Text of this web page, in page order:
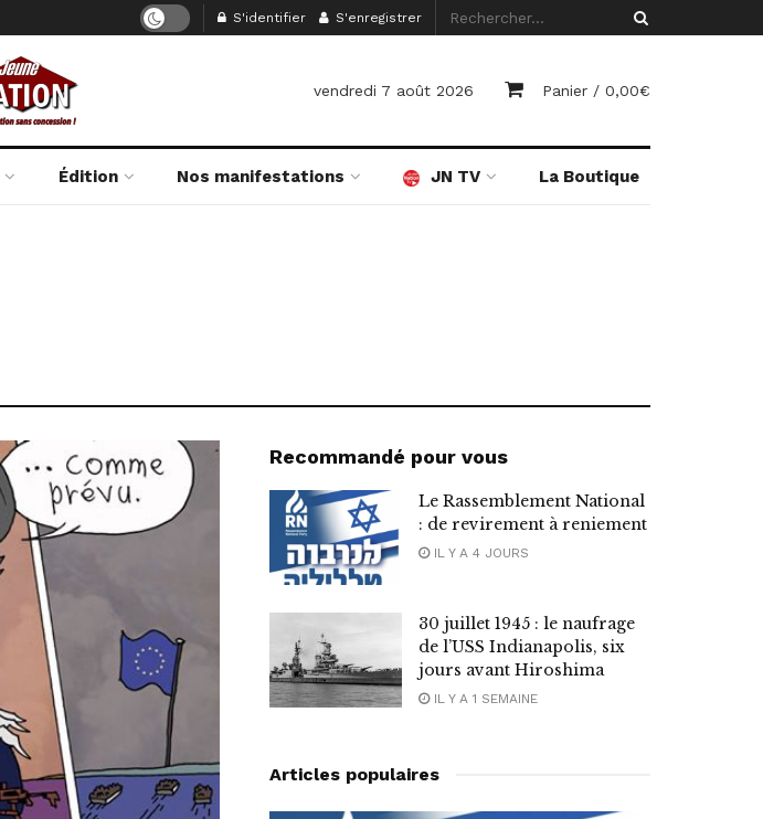
S'identifier S'enregistrer
vendredi 7 août 2026 Panier / 0,00€
Édition Nos manifestations JN TV La Boutique
Recommandé pour vous
Le Rassemblement National
: de revirement à reniement
IL Y A 4 JOURS
30 juillet 1945 : le naufrage
de l’USS Indianapolis, six
jours avant Hiroshima
IL Y A 1 SEMAINE
Articles populaires